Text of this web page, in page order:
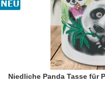
Niedliche Panda Tasse für